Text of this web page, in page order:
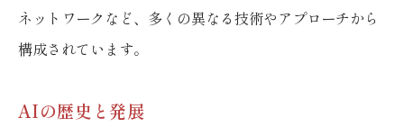
ネットワークなど、多くの異なる技術やアプローチから
構成されています。
AIの歴史と発展